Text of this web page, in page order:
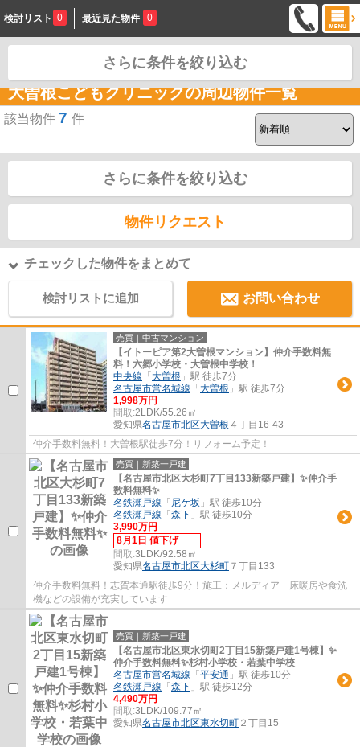
検討リスト 0 最近見た物件 0
大曽根こどもクリニックの周辺物件一覧
該当物件 7 件
さらに条件を絞り込む
物件リクエスト
チェックした物件をまとめて
検討リストに追加 お問い合わせ
売買｜中古マンション
【イトーピア第2大曽根マンション】仲介手数料無
料！六郷小学校・大曽根中学校！
中央線 「 大曽根 」駅 徒歩7分
名古屋市営名城線 「 大曽根 」駅 徒歩7分
1,998万円
間取:2LDK/55.26㎡
愛知県名古屋市北区大曽根 ４丁目16-43
仲介手数料無料！大曽根駅徒歩7分！リフォーム予定！
売買｜新築一戸建
【名古屋市北区大杉町7丁目133新築戸建】✨️仲介手
数料無料✨️
名鉄瀬戸線 「 尼ケ坂 」駅 徒歩10分
名鉄瀬戸線 「 森下 」駅 徒歩10分
3,990万円
8月1日 値下げ
間取:3LDK/92.58㎡
愛知県名古屋市北区大杉町 ７丁目133
仲介手数料無料！志賀本通駅徒歩9分！施工：メルディア 床暖房や食洗
機などの設備が充実しています
売買｜新築一戸建
【名古屋市北区東水切町2丁目15新築戸建1号棟】✨️
仲介手数料無料✨️杉村小学校・若葉中学校
名古屋市営名城線 「 平安通 」駅 徒歩10分
名鉄瀬戸線 「 森下 」駅 徒歩12分
4,490万円
間取:3LDK/109.77㎡
愛知県名古屋市北区東水切町 ２丁目15
さらに条件を絞り込む